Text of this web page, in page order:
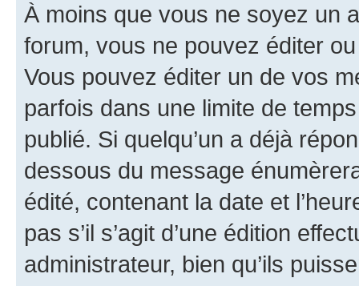
À moins que vous ne soyez un
forum, vous ne pouvez éditer
Vous pouvez éditer un de vos
parfois dans une limite de
publié. Si quelqu’un a déjà
dessous du message
édité, contenant la date et
pas s’il s’agit d’une édition
administrateur, bien qu’ils